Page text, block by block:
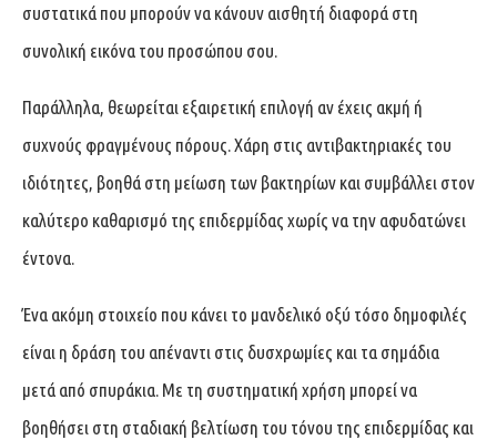
συστατικά που μπορούν να κάνουν αισθητή διαφορά στη
συνολική εικόνα του προσώπου σου.
Παράλληλα, θεωρείται εξαιρετική επιλογή αν έχεις ακμή ή
συχνούς φραγμένους πόρους. Χάρη στις αντιβακτηριακές του
ιδιότητες, βοηθά στη μείωση των βακτηρίων και συμβάλλει στον
καλύτερο καθαρισμό της επιδερμίδας χωρίς να την αφυδατώνει
έντονα.
Ένα ακόμη στοιχείο που κάνει το μανδελικό οξύ τόσο δημοφιλές
είναι η δράση του απέναντι στις δυσχρωμίες και τα σημάδια
μετά από σπυράκια. Με τη συστηματική χρήση μπορεί να
βοηθήσει στη σταδιακή βελτίωση του τόνου της επιδερμίδας και